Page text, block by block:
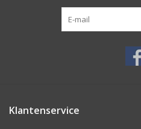
Klantenservice